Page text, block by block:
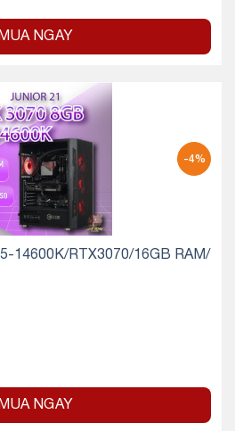
MUA NGAY
-4%
14600K/RTX3070/16GB RAM/
MUA NGAY